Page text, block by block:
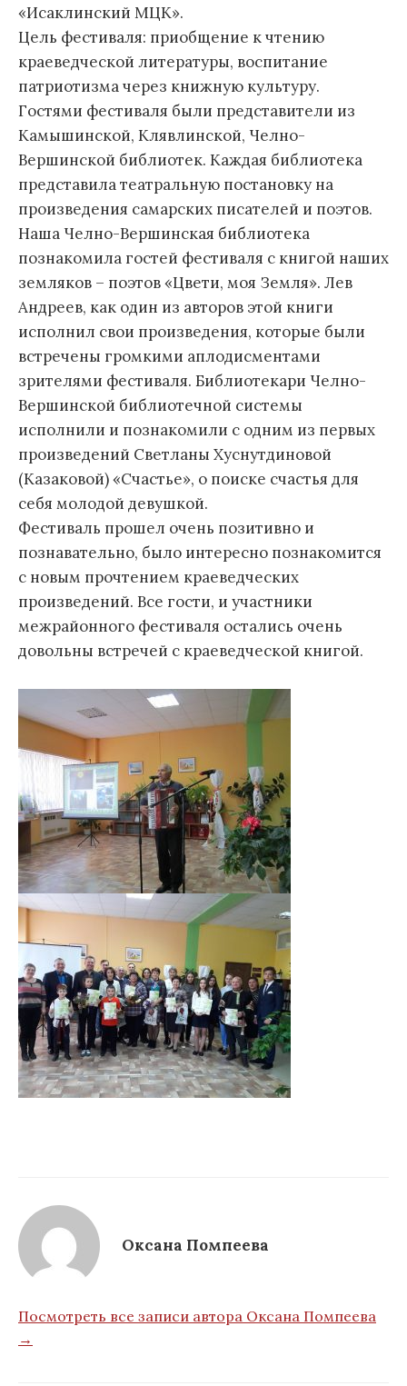
«Исаклинский МЦК».
Цель фестиваля: приобщение к чтению
краеведческой литературы, воспитание
патриотизма через книжную культуру.
Гостями фестиваля были представители из
Камышинской, Клявлинской, Челно-
Вершинской библиотек. Каждая библиотека
представила театральную постановку на
произведения самарских писателей и поэтов.
Наша Челно-Вершинская библиотека
познакомила гостей фестиваля с книгой наших
земляков – поэтов «Цвети, моя Земля». Лев
Андреев, как один из авторов этой книги
исполнил свои произведения, которые были
встречены громкими аплодисментами
зрителями фестиваля. Библиотекари Челно-
Вершинской библиотечной системы
исполнили и познакомили с одним из первых
произведений Светланы Хуснутдиновой
(Казаковой) «Счастье», о поиске счастья для
себя молодой девушкой.
Фестиваль прошел очень позитивно и
познавательно, было интересно познакомится
с новым прочтением краеведческих
произведений. Все гости, и участники
межрайонного фестиваля остались очень
довольны встречей с краеведческой книгой.
Оксана Помпеева
Посмотреть все записи автора Оксана Помпеева
→